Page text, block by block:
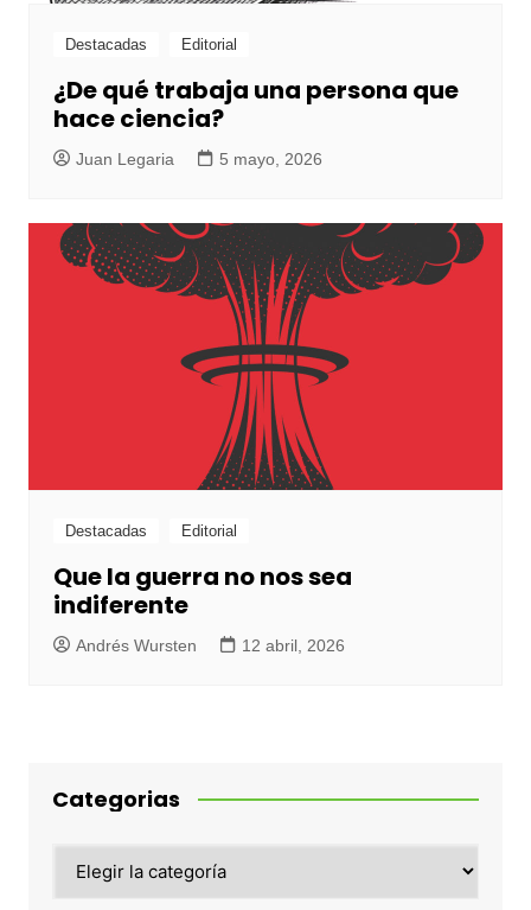
Destacadas Editorial
¿De qué trabaja una persona que
hace ciencia?
Juan Legaria 5 mayo, 2026
Destacadas Editorial
Que la guerra no nos sea
indiferente
Andrés Wursten 12 abril, 2026
Categorias